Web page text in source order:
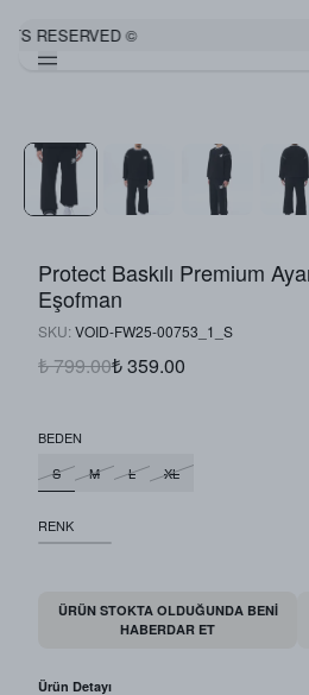
RESERVED ©
Protect Baskılı Premium
Eşofman
SKU: VOID-FW25-00753_1_S
₺ 799.00₺ 359.00
BEDEN
S
M L XL
RENK
ÜRÜN STOKTA OLDUĞUNDA BENI
HABERDAR ET
Ürün Detayı